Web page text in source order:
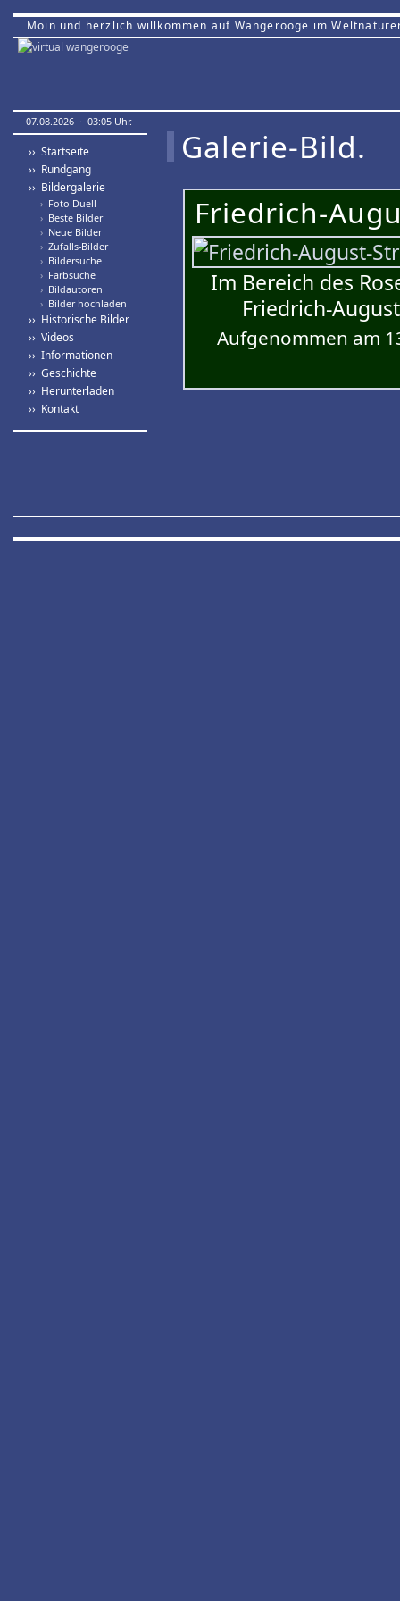
Moin und herzlich willkommen auf Wangerooge im
07.08.2026 · 03:05 Uhr.
›› Startseite
›› Rundgang
›› Bildergalerie
› Foto-Duell
› Beste Bilder
› Neue Bilder
› Zufalls-Bilder
› Bildersuche
› Farbsuche
› Bildautoren
› Bilder hochladen
›› Historische Bilder
›› Videos
›› Informationen
›› Geschichte
›› Herunterladen
›› Kontakt
Galerie-Bild.
Friedrich-
Im Bereich des
Friedrich-
Aufgenommen am